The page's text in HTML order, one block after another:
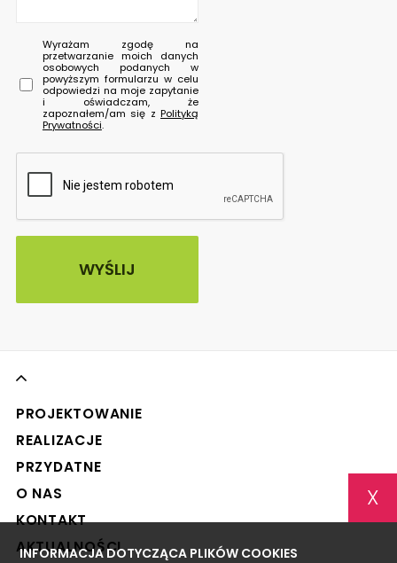
Wyrażam zgodę na
przetwarzanie moich danych
osobowych podanych w
powyższym formularzu w celu
odpowiedzi na moje zapytanie
i oświadczam, że
zapoznałem/am się z Polityką
Prywatności.
PROJEKTOWANIE
REALIZACJE
PRZYDATNE
O NAS
KONTAKT
AKTUALNOŚCI
X
INFORMACJA DOTYCZĄCA PLIKÓW COOKIES